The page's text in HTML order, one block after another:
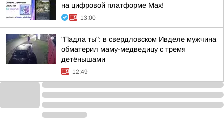
на цифровой платформе Max!
13:00
"Падла ты": в свердловском Ивделе мужчина
обматерил маму-медведицу с тремя
детёнышами
12:49